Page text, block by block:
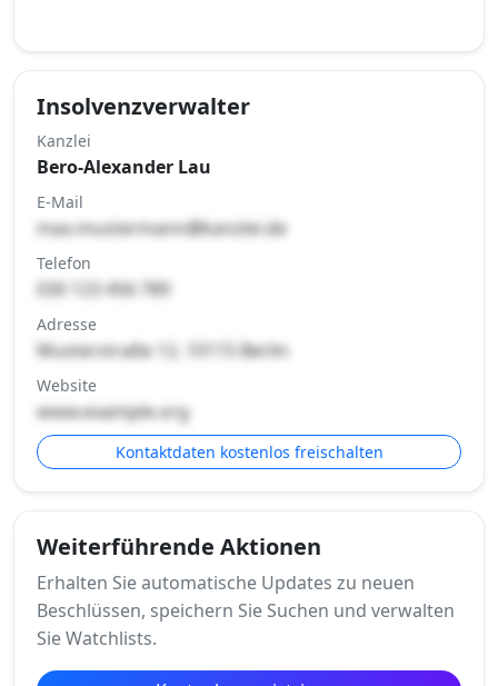
Insolvenzverwalter
Kanzlei
Bero-Alexander Lau
E-Mail
max.mustermann@kanzlei.de
Telefon
030 123 456 789
Adresse
Musterstraße 12, 10115 Berlin
Website
www.example.org
Kontaktdaten kostenlos freischalten
Weiterführende Aktionen
Erhalten Sie automatische Updates zu neuen
Beschlüssen, speichern Sie Suchen und verwalten
Sie Watchlists.